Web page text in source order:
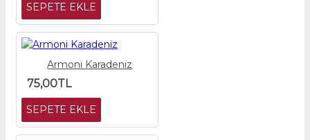
SEPETE EKLE
Armoni Karadeniz
75,00TL
SEPETE EKLE